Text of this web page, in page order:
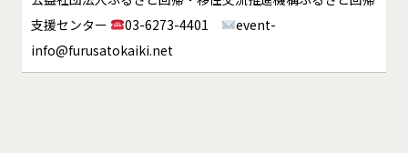
支援センター
03-6273-4401
event-
info@furusatokaiki.net